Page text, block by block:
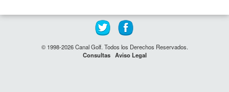
© 1998-2026 Canal Golf. Todos los Derechos Reservados.
Consultas Aviso Legal